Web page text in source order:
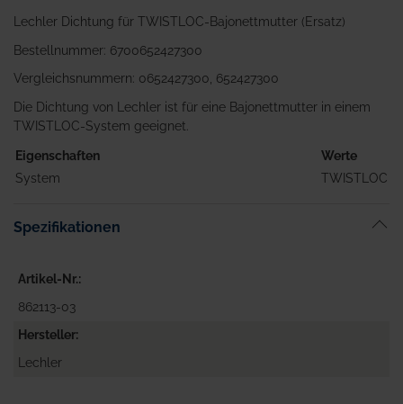
Lechler Dichtung für TWISTLOC-Bajonettmutter (Ersatz)
Bestellnummer: 6700652427300
Vergleichsnummern: 0652427300, 652427300
Die Dichtung von Lechler ist für eine Bajonettmutter in einem
TWISTLOC-System geeignet.
Eigenschaften
Werte
System
TWISTLOC
Spezifikationen
Artikel-Nr.
862113-03
Hersteller
Lechler